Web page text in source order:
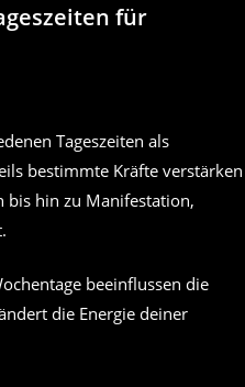
für
Tageszeiten als
bestimmte Kräfte verstärken
bis hin zu Manifestation,
beeinflussen die
die Energie deiner